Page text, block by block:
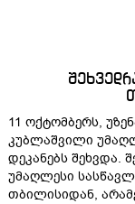
11 ოქტომბერს,
კუბლაშვილი
დეკანებს შეხვდა.
უმაღლესი
თბილისიდან,